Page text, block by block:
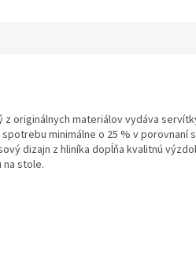
originálnych materiálov vydáva
minimálne o 25 % v porovnaní
dizajn z hliníka dopĺňa kvalitnú
stole.